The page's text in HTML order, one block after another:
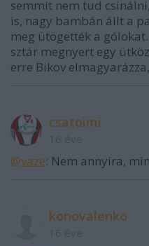
semmit nem tud
is, nagy bambán állt a
meg ütögették a
sztár megnyert egy
erre Bikov
csatoimi
@vaze: Nem annyira,
konovalenko